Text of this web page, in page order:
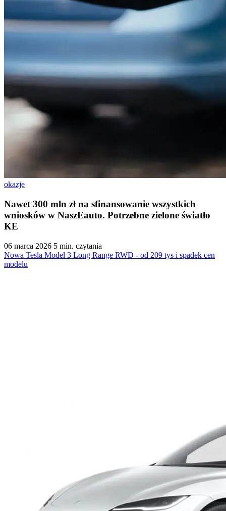
okazje
Nawet 300 mln zł na sfinansowanie wszystkich
wniosków w NaszEauto. Potrzebne zielone światło
KE
06 marca 2026 5 min. czytania
Nowa Tesla Model 3 Long Range RWD - od 209 tys i spadek cen
modelu